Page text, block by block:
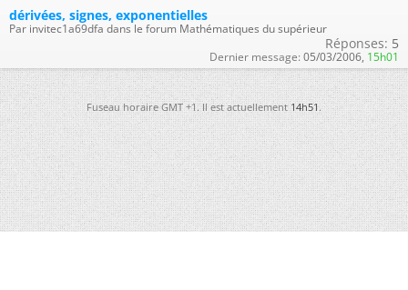
dérivées, signes, exponentielles
Par invitec1a69dfa dans le forum Mathématiques du supérieur
Réponses: 5
Dernier message: 05/03/2006, 15h01
Fuseau horaire GMT +1. Il est actuellement14h51.